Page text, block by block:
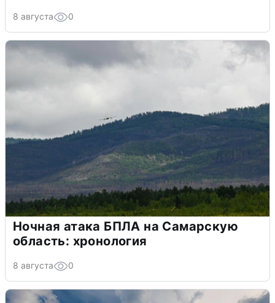
8 августа 0
Ночная атака БПЛА на Самарскую
область: хронология
8 августа 0